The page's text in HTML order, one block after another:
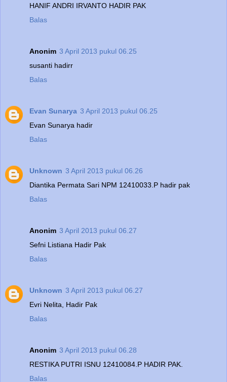
HANIF ANDRI IRVANTO HADIR PAK
Balas
Anonim 3 April 2013 pukul 06.25
susanti hadirr
Balas
Evan Sunarya 3 April 2013 pukul 06.25
Evan Sunarya hadir
Balas
Unknown 3 April 2013 pukul 06.26
Diantika Permata Sari NPM 12410033.P hadir pak
Balas
Anonim 3 April 2013 pukul 06.27
Sefni Listiana Hadir Pak
Balas
Unknown 3 April 2013 pukul 06.27
Evri Nelita, Hadir Pak
Balas
Anonim 3 April 2013 pukul 06.28
RESTIKA PUTRI ISNU 12410084.P HADIR PAK.
Balas